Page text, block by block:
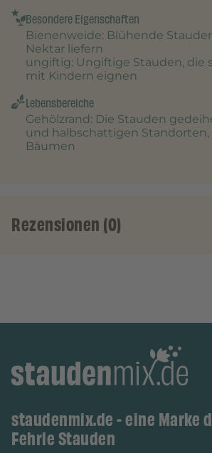
Besondere Eigenschaften
Bienenweide: Blühende
Nektar liefern
ungiftig: Ungiftige Stauden, die
mit Kindern eignen
Lebensbereiche
Gehölzrand : Die Stauden
und halbschattigen Standorten,
Bäumen
Rezensionen (0)
staudenmix.de - eine Marke
Fehrle Stauden